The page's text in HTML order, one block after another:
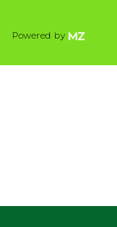
Powered by